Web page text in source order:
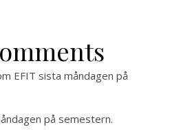
EFIT sista måndagen på
på semestern.